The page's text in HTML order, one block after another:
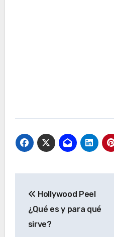
de
entradas
Hollywood Peel
¿Qué es y para qué
sirve?